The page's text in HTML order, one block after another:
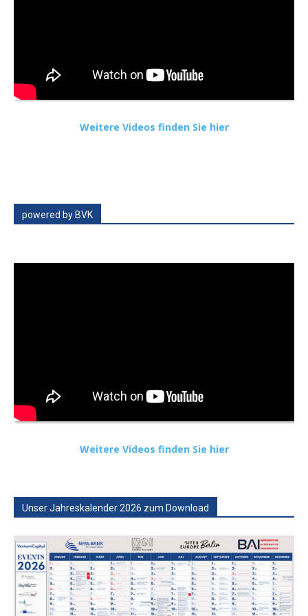
Weitere Videos finden Sie hier
powered by BVK
Weitere Videos finden Sie hier
Unser Jahreskalender 2026 zum Download